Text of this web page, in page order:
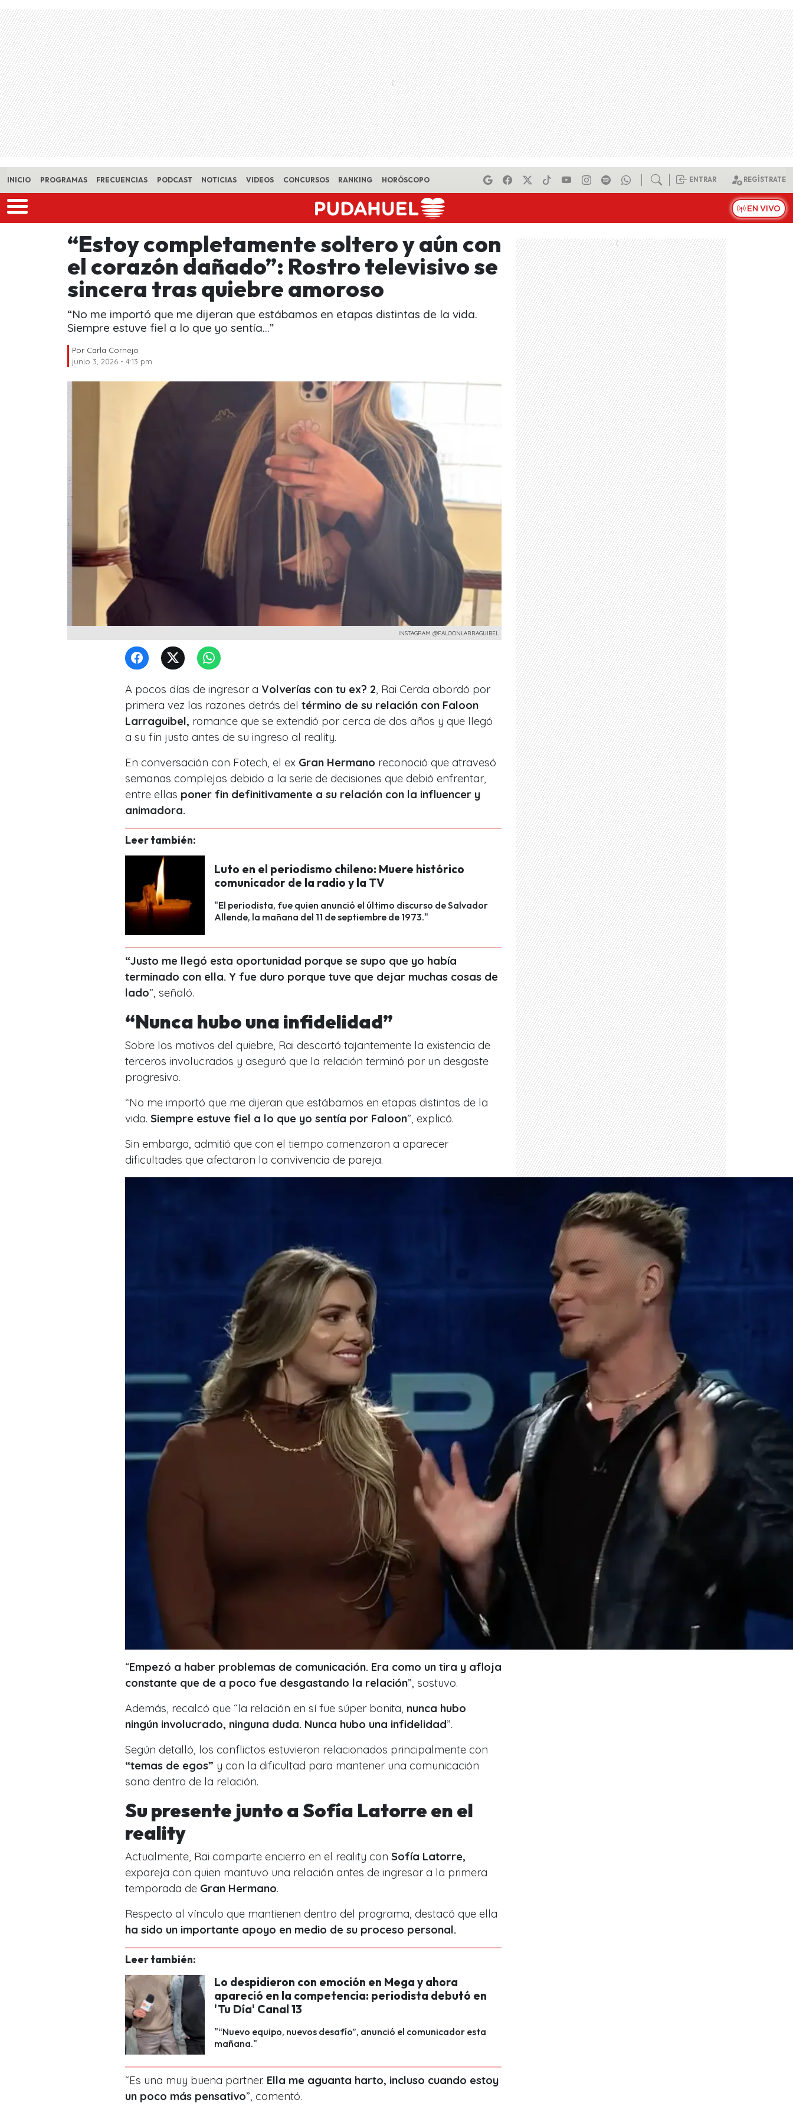
Skip to main content
INICIO PROGRAMAS FRECUENCIAS PODCAST NOTICIAS VIDEOS CONCURSOS RANKING HORÓSCOPO ENTRAR REGÍSTRATE
EN VIVO
“Estoy completamente soltero y aún con
el corazón dañado”: Rostro televisivo se
sincera tras quiebre amoroso
“No me importó que me dijeran que estábamos en etapas distintas de la vida.
Siempre estuve fiel a lo que yo sentía...”
Por Carla Cornejo
junio 3, 2026 - 4:13 pm
INSTAGRAM @FALOONLARRAGUIBEL
A pocos días de ingresar a Volverías con tu ex? 2 , Rai Cerda abordó por
primera vez las razones detrás del término de su relación con Faloon
Larraguibel, romance que se extendió por cerca de dos años y que llegó
a su fin justo antes de su ingreso al reality.
En conversación con Fotech, el ex Gran Hermano reconoció que atravesó
semanas complejas debido a la serie de decisiones que debió enfrentar,
entre ellas poner fin definitivamente a su relación con la influencer y
animadora.
Leer también:
Luto en el periodismo chileno: Muere histórico
comunicador de la radio y la TV
"El periodista, fue quien anunció el último discurso de Salvador
Allende, la mañana del 11 de septiembre de 1973."
“Justo me llegó esta oportunidad porque se supo que yo había
terminado con ella. Y fue duro porque tuve que dejar muchas cosas de
lado”, señaló.
“Nunca hubo una infidelidad”
Sobre los motivos del quiebre, Rai descartó tajantemente la existencia de
terceros involucrados y aseguró que la relación terminó por un desgaste
progresivo.
“No me importó que me dijeran que estábamos en etapas distintas de la
vida. Siempre estuve fiel a lo que yo sentía por Faloon”, explicó.
Sin embargo, admitió que con el tiempo comenzaron a aparecer
dificultades que afectaron la convivencia de pareja.
“Empezó a haber problemas de comunicación. Era como un tira y afloja
constante que de a poco fue desgastando la relación”, sostuvo.
Además, recalcó que “la relación en sí fue súper bonita, nunca hubo
ningún involucrado, ninguna duda. Nunca hubo una infidelidad”.
Según detalló, los conflictos estuvieron relacionados principalmente con
“temas de egos” y con la dificultad para mantener una comunicación
sana dentro de la relación.
Su presente junto a Sofía Latorre en el
reality
Actualmente, Rai comparte encierro en el reality con Sofía Latorre,
expareja con quien mantuvo una relación antes de ingresar a la primera
temporada de Gran Hermano.
Respecto al vínculo que mantienen dentro del programa, destacó que ella
ha sido un importante apoyo en medio de su proceso personal.
Leer también:
Lo despidieron con emoción en Mega y ahora
apareció en la competencia: periodista debutó en
'Tu Día' Canal 13
"“Nuevo equipo, nuevos desafío”, anunció el comunicador esta
mañana."
“Es una muy buena partner. Ella me aguanta harto, incluso cuando estoy
un poco más pensativo”, comentó.